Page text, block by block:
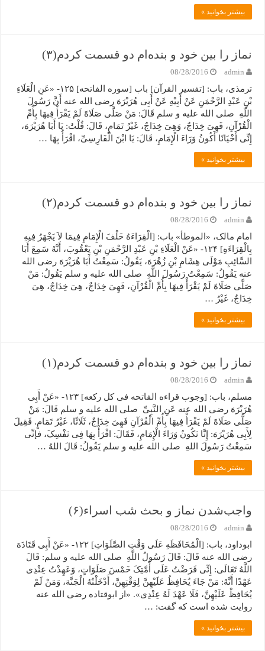
بیشتر بخوانید »
نماز را بین خود و بنده‌ام دو قسمت کردم(۳)
admin
08/28/2016
ترمذی، باب: [تفسیر القرآن] باب [سوره الفاتحه] ۱۲۵- «عَنِ الْعَلَاءِ
بْنِ عَبْدِ الرَّحْمَنِ عَنْ أَبِیْهِ عَنْ أَبِی هُرَیْرَهَ رضی الله عنه أَنَّ رَسُولَ
اللّهِ صلی الله علیه و سلم قَالَ: مَنْ صَلَّى صَلَاهً لَمْ یَقْرَأْ فِیهَا بِأُمِّ
الْقُرْآنِ، فَهِیَ خِدَاجٌ، وَهِیَ خِدَاجٌ، غَیْرُ تَمَامٍ، قَالَ: قُلْتُ: یَا أَبَا هُرَیْرَهَ،
إِنِّی أَحْیَانًا أَکُونُ وَرَاءَ الْإِمَامِ، قَالَ: یَا ابْنَ الْفَارِسِیِّ، اقْرَأُ بِهَا …
بیشتر بخوانید »
نماز را بین خود و بنده‌ام دو قسمت کردم(۲)
admin
08/28/2016
امام مالک، «الموطأ» باب: [الْقِرَاءَهُ خَلْفَ الْإِمَامِ فِیمَا لاَ یَجْهَرُ فِیهِ
بِالْقِرَاءَهِ] ۱۲۴- «عَنْ الْعَلَاءِ بْنِ عَبْدِ الرَّحْمَنِ بْنِ یَعْقُوبَ، أَنَّهُ سَمِعَ أَبَا
السَّائِبِ مَوْلَى هِشَامِ بْنِ زُهْرَهَ، یَقُولُ: سَمِعْتُ أَبَا هُرَیْرَهَ رضی الله
عنه یَقُولُ: سَمِعْتُ رَسُولَ اللَّهِ صلی الله علیه و سلم یَقُولُ: مَنْ
صَلَّى صَلَاهً لَمْ یَقْرَأْ فِیهَا بِأُمِّ الْقُرْآنِ، فَهِیَ خِدَاجٌ، هِیَ خِدَاجٌ، هِیَ
خِدَاجٌ، غَیْرُ …
بیشتر بخوانید »
نماز را بین خود و بنده‌ام دو قسمت کردم(۱)
admin
08/28/2016
مسلم، باب: [وجوب قراءه الفاتحه فی کل رکعه] ۱۲۳- «عَنْ أَبِی
هُرَیْرَهَ رضی الله عنه عَنِ النَّبِیِّ صلی الله علیه و سلم قَالَ: مَنْ
صَلَّى صَلَاهً لَمْ یَقْرَأْ فِیهَا بِأُمِّ الْقُرْآنِ فَهِیَ خِدَاجٌ، ثَلَاثًا، غَیْرُ تَمَامٍ. فَقِیلَ
لِأَبِی هُرَیْرَهَ: إِنَّا نَکُونُ وَرَاءَ الْإِمَامِ، فَقَالَ: اقْرَأْ بِهَا فِی نَفْسِکَ، فإنِّی
سَمِعْتُ رَسُولَ اللهِ صلی الله علیه و سلم یَقُولُ: قَالَ اللهُ …
بیشتر بخوانید »
واجب‌شدن نماز و بحث شب اسراء(۶)
admin
08/28/2016
ابوداود، باب: [الْمُحَافَظَهِ عَلَى وَقْتِ الصَّلَوَاتِ] ۱۲۲- «عَنْ أَبِی قَتَادَهَ
رضی الله عنه قَالَ: قَالَ رَسُولُ اللَّهِ صلی الله علیه و سلم: قَالَ
اللَّهُ تَعَالَى: إِنِّی فَرَضْتُ عَلَى أُمَّتِکَ خَمْسَ صَلَوَاتٍ، وَعَهِدْتُ عِنْدِی
عَهْدًا أَنَّهُ: مَنْ جَاءَ یُحَافِظُ عَلَیْهِنَّ لِوَقْتِهِنَّ، أَدْخَلْتُهُ الْجَنَّهَ، وَمَنْ لَمْ
یُحَافِظْ عَلَیْهِنَّ، فَلَا عَهْدَ لَهُ عِنْدِی». «از ابوقتاده رضی الله عنه
روایت شده است که گفت: …
بیشتر بخوانید »